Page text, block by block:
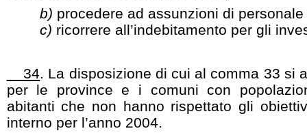
b) procedere ad assunzioni di
c) ricorrere all’indebitamento per gli
34. La disposizione di cui al comma 33 si
per le province e i comuni con
abitanti che non hanno rispettato gli
interno per l’anno 2004.